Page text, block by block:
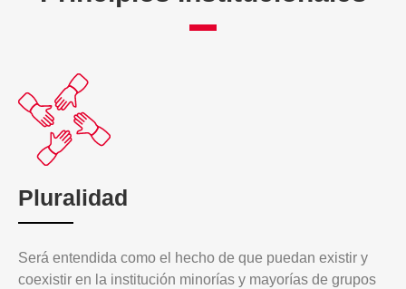
Pluralidad
Será entendida como el hecho de que puedan existir y
coexistir en la institución minorías y mayorías de grupos